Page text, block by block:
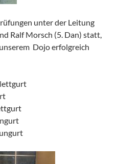
unter der Leitung
Ralf Morsch (5. Dan) statt,
Dojo erfolgreich